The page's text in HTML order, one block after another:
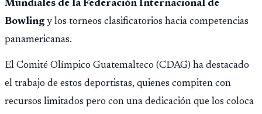
Mundiales de la Federación Internacional de
Bowling y los torneos clasificatorios hacia competencias
panamericanas.
El Comité Olímpico Guatemalteco (CDAG) ha destacado
el trabajo de estos deportistas, quienes compiten con
recursos limitados pero con una dedicación que los coloca